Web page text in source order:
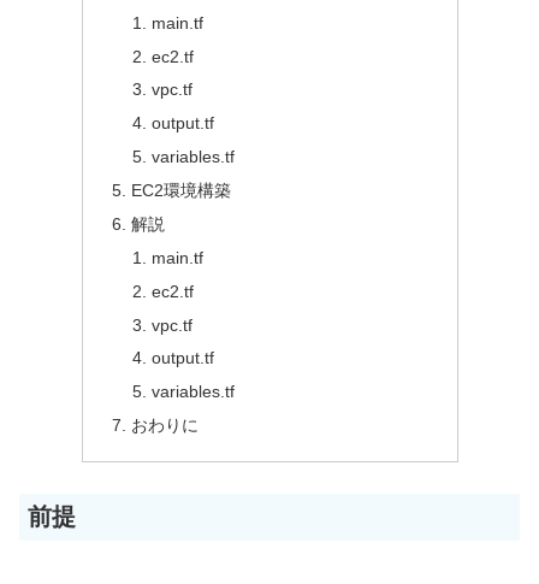
main.tf
ec2.tf
vpc.tf
output.tf
variables.tf
EC2環境構築
解説
main.tf
ec2.tf
vpc.tf
output.tf
variables.tf
おわりに
前提